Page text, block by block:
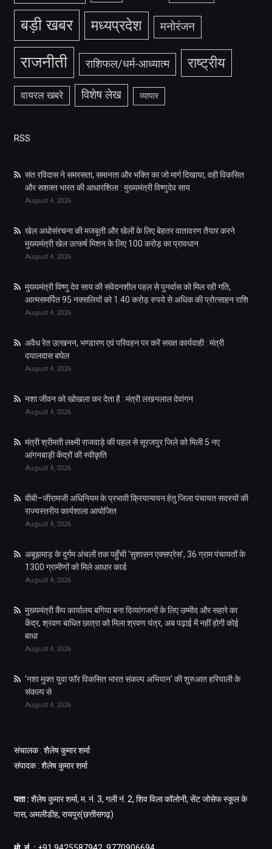
बड़ी खबर मध्यप्रदेश मनोरंजन
राजनीती राशिफल/धर्म-आध्यात्म राष्ट्रीय
वायरल खबरे विशेष लेख व्यापार
RSS
संत रविदास ने समरसता, समानता और भक्ति का जो मार्ग दिखाया, वही विकसित
और सशक्त भारत की आधारशिला : मुख्यमंत्री विष्णुदेव साय
August 4, 2026
खेल अधोसंरचना की मजबूती और खेलों के लिए बेहतर वातावरण तैयार करने
मुख्यमंत्री खेल उत्कर्ष मिशन के लिए 100 करोड़ का प्रावधान
August 4, 2026
मुख्यमंत्री विष्णु देव साय की संवेदनशील पहल से पुनर्वास को मिल रही गति,
आत्मसमर्पित 95 नक्सलियों को 1.40 करोड़ रुपये से अधिक की प्रोत्साहन राशि
August 4, 2026
अवैध रेत उत्खनन, भण्डारण एवं परिवहन पर करें सख्त कार्यवाही : मंत्री
दयालदास बघेल
August 4, 2026
नशा जीवन को खोखला कर देता है : मंत्री लखनलाल देवांगन
August 4, 2026
मंत्री श्रीमती लक्ष्मी राजवाड़े की पहल से सूरजपुर जिले को मिली 5 नए
आंगनबाड़ी केंद्रों की स्वीकृति
August 4, 2026
वीबी–जीरामजी अधिनियम के प्रभावी क्रियान्वयन हेतु जिला पंचायत सदस्यों की
राज्यस्तरीय कार्यशाला आयोजित
August 4, 2026
अबूझमाड़ के दुर्गम अंचलों तक पहुँची ‘सुशासन एक्सप्रेस’, 36 ग्राम पंचायतों के
1300 ग्रामीणों को मिले आधार कार्ड
August 4, 2026
मुख्यमंत्री कैंप कार्यालय बगिया बना दिव्यांगजनों के लिए उम्मीद और सहारे का
केंद्र, श्रवण बाधित छात्रा को मिला श्रवण यंत्र, अब पढ़ाई में नहीं होगी कोई
बाधा
August 4, 2026
‘नशा मुक्त युवा फॉर विकसित भारत संकल्प अभियान‘ की शुरुआत हरियाली के
संकल्प से
August 4, 2026
संचालक : शैलेष कुमार शर्मा
संपादक : शैलेष कुमार शर्मा
पता : शैलेष कुमार शर्मा, म. नं. 3, गली नं. 2, शिव विला कॉलोनी, सेंट जोसेफ स्कूल के
पास, अमलीडीह, रायपुर(छत्तीसगढ़)